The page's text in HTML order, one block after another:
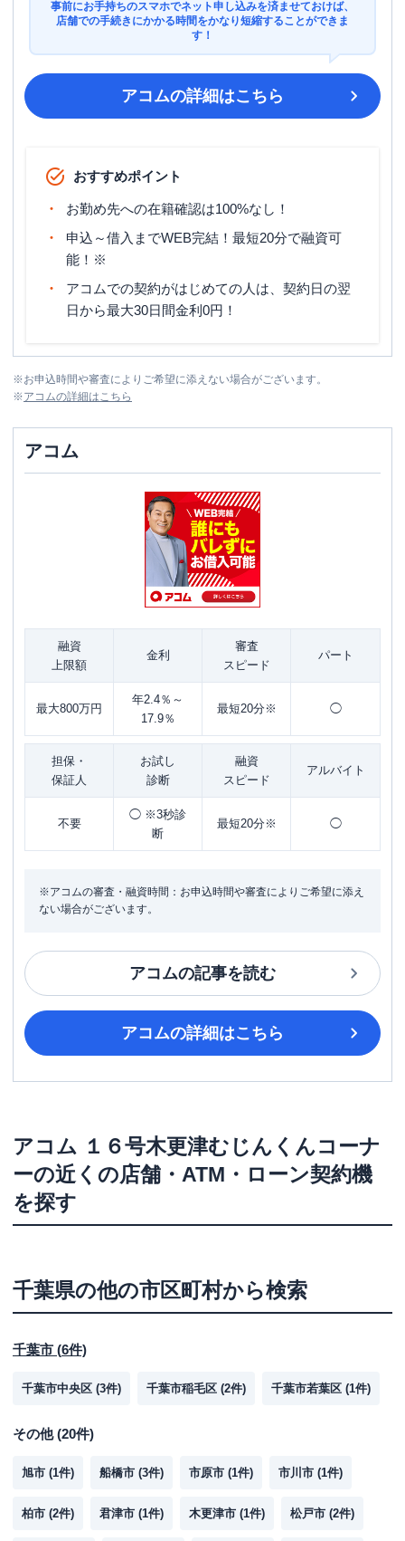
事前にお手持ちのスマホでネット申し込みを済ませておけば、
店舗での手続きにかかる時間をかなり短縮することができま
す！
アコムの詳細はこちら
おすすめポイント
お勤め先への在籍確認は100%なし！
申込～借入までWEB完結！最短20分で融資可
能！※
アコムでの契約がはじめての人は、契約日の翌
日から最大30日間金利0円！
※お申込時間や審査によりご希望に添えない場合がございます。
※アコムの詳細はこちら
アコム
融資
上限額
金利
審査
スピード
パート
最大800万円
年2.4％～
17.9％
最短20分※ ◯
担保・
保証人
お試し
診断
融資
スピード
アルバイト
不要
◯ ※3秒診
断
最短20分※ ◯
※アコムの審査・融資時間：お申込時間や審査によりご希望に添え
ない場合がございます。
アコムの記事を読む
アコムの詳細はこちら
アコム １６号木更津むじんくんコーナ
ーの近くの店舗・ATM・ローン契約機
を探す
千葉県の他の市区町村から検索
千葉市 (6件)
千葉市中央区 (3件) 千葉市稲毛区 (2件) 千葉市若葉区 (1件)
その他(20件)
旭市 (1件) 船橋市 (3件) 市原市 (1件) 市川市 (1件)
柏市 (2件) 君津市 (1件) 木更津市 (1件) 松戸市 (2件)